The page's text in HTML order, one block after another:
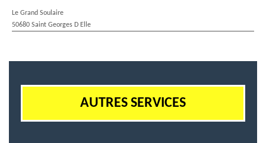
Le Grand Soulaire
50680 Saint Georges D Elle
AUTRES SERVICES